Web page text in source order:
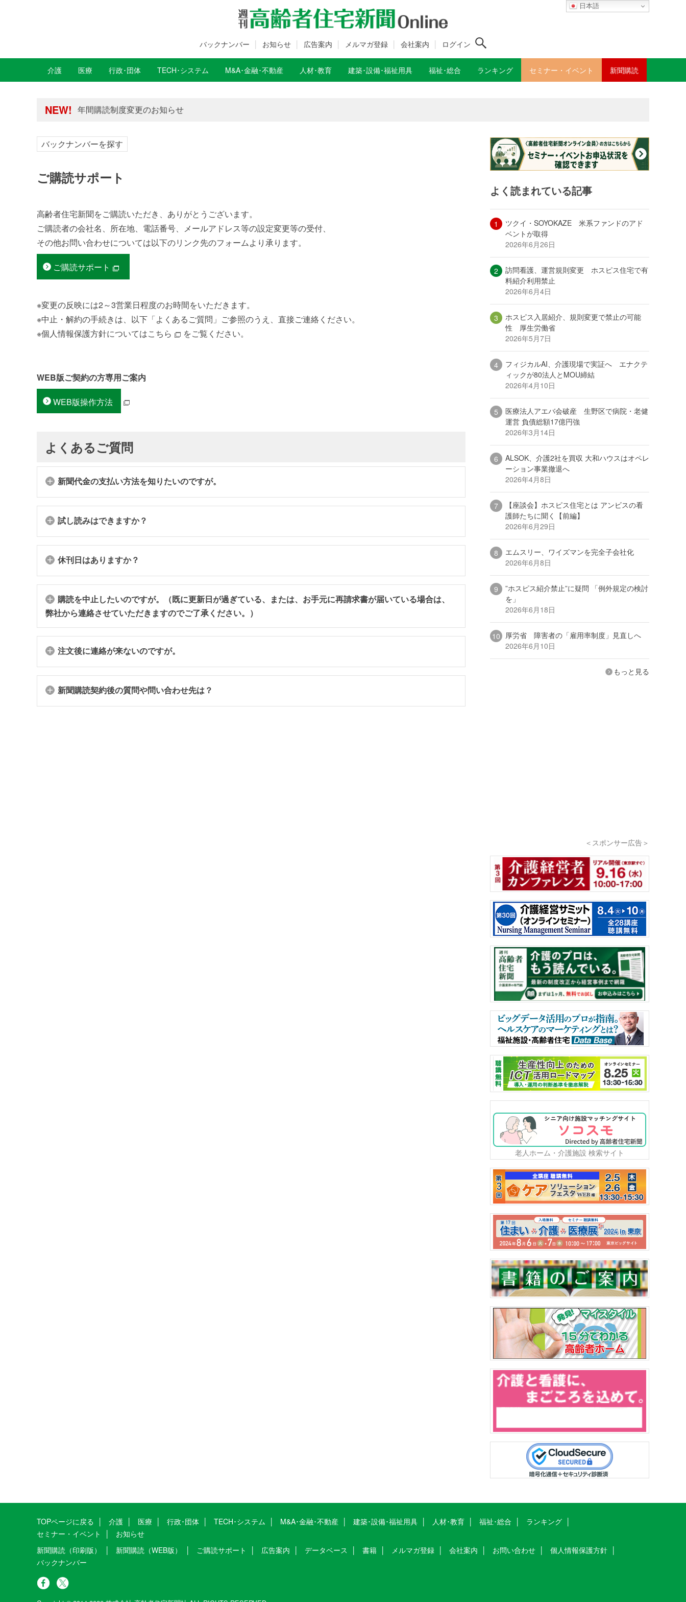
日本語
バックナンバー お知らせ 広告案内 メルマガ登録 会社案内 ログイン
介護 医療 行政･団体 TECH･システム M&A･金融･不動産 人材･教育 建築･設備･福祉用具 福祉･総合 ランキング セミナー・イベント 新聞購読
NEW!
年間購読制度変更のお知らせ
高齢者住宅新聞 無料会員の皆様へ閲覧本数変更のお知らせ
高齢者住宅新聞 無料会員の皆様へ閲覧本数変更のお知らせ
バックナンバーを探す
ご購読サポート
高齢者住宅新聞をご購読いただき、ありがとうございます。
ご購読者の会社名、所在地、電話番号、メールアドレス等の設定変更等の受付、
その他お問い合わせについては以下のリンク先のフォームより承ります。
ご購読サポート
※変更の反映には2～3営業日程度のお時間をいただきます。
※中止・解約の手続きは、以下「よくあるご質問」ご参照のうえ、直接ご連絡ください。
※個人情報保護方針についてはこちら をご覧ください。
WEB版ご契約の方専用ご案内
WEB版操作方法
よくあるご質問
新聞代金の支払い方法を知りたいのですが。
試し読みはできますか？
休刊日はありますか？
購読を中止したいのですが。（既に更新日が過ぎている、または、お手元に再請求書が届いている場合は、
弊社から連絡させていただきますのでご了承ください。）
注文後に連絡が来ないのですが。
新聞購読契約後の質問や問い合わせ先は？
よく読まれている記事
ツクイ・SOYOKAZE 米系ファンドのアド
ベントが取得
2026年6月26日
訪問看護、運営規則変更 ホスピス住宅で有
料紹介利用禁止
2026年6月4日
ホスピス入居紹介、規則変更で禁止の可能
性 厚生労働省
2026年5月7日
フィジカルAI、介護現場で実証へ エナクテ
ィックが80法人とMOU締結
2026年4月10日
医療法人アエバ会破産 生野区で病院・老健
運営 負債総額17億円強
2026年3月14日
ALSOK、介護2社を買収 大和ハウスはオペレ
ーション事業撤退へ
2026年4月8日
【座談会】ホスピス住宅とは アンビスの看
護師たちに聞く【前編】
2026年6月29日
エムスリー、ワイズマンを完全子会社化
2026年6月8日
”ホスピス紹介禁止”に疑問 「例外規定の検討
を」
2026年6月18日
厚労省 障害者の「雇用率制度」見直しへ
2026年6月10日
もっと見る
＜スポンサー広告＞
老人ホーム・介護施設 検索サイト
TOPページに戻る 介護 医療 行政･団体 TECH･システム M&A･金融･不動産 建築･設備･福祉用具 人材･教育 福祉･総合
ランキング
セミナー・イベント
お知らせ
新聞購読（印刷版）
新聞購読（WEB版） ご購読サポート 広告案内 データベース 書籍 メルマガ登録 会社案内 お問い合わせ
個人情報保護方針
バックナンバー